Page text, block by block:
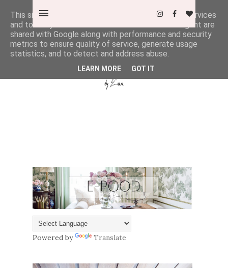
Powered by Translate
This site uses cookies from Google to deliver its services
and to analyze traffic. Your IP address and user-agent are
shared with Google along with performance and security
metrics to ensure quality of service, generate usage
statistics, and to detect and address abuse.
LEARN MORE GOT IT